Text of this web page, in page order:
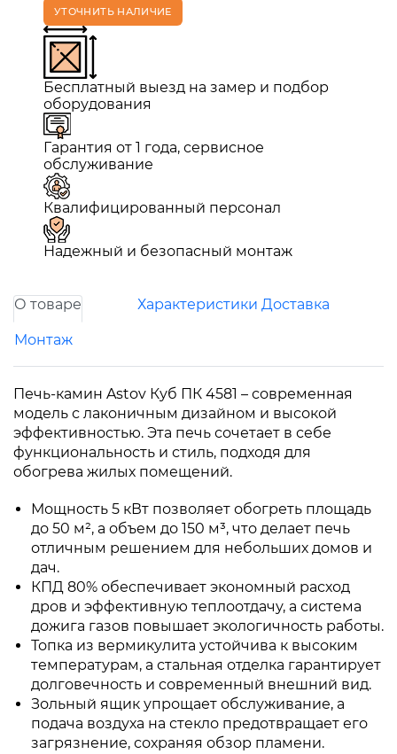
УТОЧНИТЬ НАЛИЧИЕ
Бесплатный выезд на замер и подбор
оборудования
Гарантия от 1 года, сервисное
обслуживание
Квалифицированный персонал
Надежный и безопасный монтаж
О товаре Характеристики Доставка
Монтаж
Печь-камин Astov Куб ПК 4581 – современная
модель с лаконичным дизайном и высокой
эффективностью. Эта печь сочетает в себе
функциональность и стиль, подходя для
обогрева жилых помещений.
Мощность 5 кВт позволяет обогреть площадь
до 50 м², а объем до 150 м³, что делает печь
отличным решением для небольших домов и
дач.
КПД 80% обеспечивает экономный расход
дров и эффективную теплоотдачу, а система
дожига газов повышает экологичность работы.
Топка из вермикулита устойчива к высоким
температурам, а стальная отделка гарантирует
долговечность и современный внешний вид.
Зольный ящик упрощает обслуживание, а
подача воздуха на стекло предотвращает его
загрязнение, сохраняя обзор пламени.